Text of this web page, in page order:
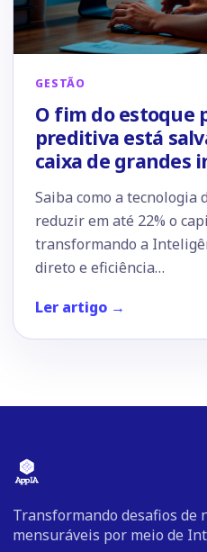
GESTÃO
O fim do estoque
preditiva está
caixa de grandes
Saiba como a tecnologia
reduzir em até 22% o
transformando a
direto e eficiência…
Ler artigo →
Transformando desafios de
mensuráveis por meio de